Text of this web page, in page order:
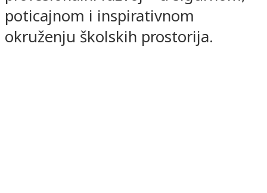
poticajnom i inspirativnom
okruženju školskih prostorija.